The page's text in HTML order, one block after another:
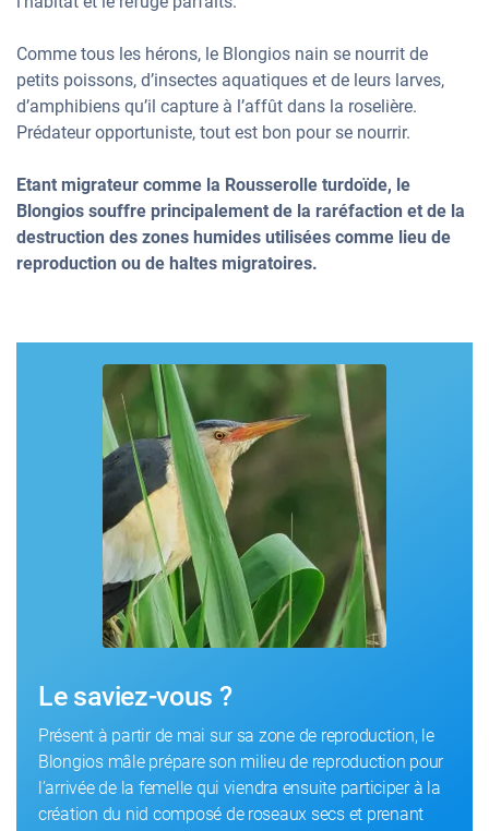
Comme tous les hérons, le Blongios nain se nourrit de
petits poissons, d’insectes aquatiques et de leurs larves,
d’amphibiens qu’il capture à l’affût dans la roselière.
Prédateur opportuniste, tout est bon pour se nourrir.
Etant migrateur comme la Rousserolle turdoïde, le
Blongios souffre principalement de la raréfaction et de la
destruction des zones humides utilisées comme lieu de
reproduction ou de haltes migratoires.
Le saviez-vous ?
Présent à partir de mai sur sa zone de reproduction, le
Blongios mâle prépare son milieu de reproduction pour
l’arrivée de la femelle qui viendra ensuite participer à la
création du nid composé de roseaux secs et prenant